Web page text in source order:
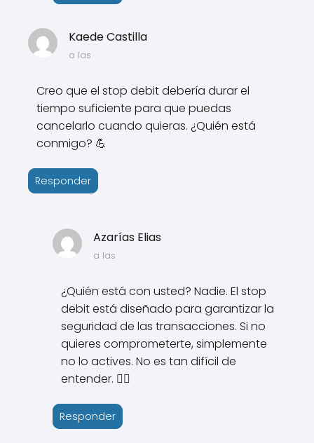
Kaede Castilla
a las
Creo que el stop debit debería durar el
tiempo suficiente para que puedas
cancelarlo cuando quieras. ¿Quién está
conmigo? 💪
Responder
Azarías Elias
a las
¿Quién está con usted? Nadie. El stop
debit está diseñado para garantizar la
seguridad de las transacciones. Si no
quieres comprometerte, simplemente
no lo actives. No es tan difícil de
entender. 🤷‍♂️
Responder